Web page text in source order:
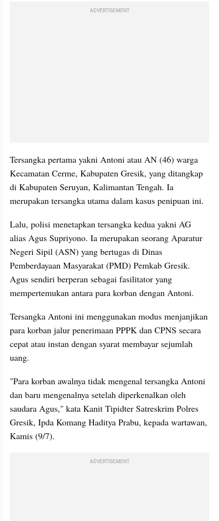
ADVERTISEMENT
Tersangka pertama yakni Antoni atau AN (46) warga
Kecamatan Cerme, Kabupaten Gresik, yang ditangkap
di Kabupaten Seruyan, Kalimantan Tengah. Ia
merupakan tersangka utama dalam kasus penipuan ini.
Lalu, polisi menetapkan tersangka kedua yakni AG
alias Agus Supriyono. Ia merupakan seorang Aparatur
Negeri Sipil (ASN) yang bertugas di Dinas
Pemberdayaan Masyarakat (PMD) Pemkab Gresik.
Agus sendiri berperan sebagai fasilitator yang
mempertemukan antara para korban dengan Antoni.
Tersangka Antoni ini menggunakan modus menjanjikan
para korban jalur penerimaan PPPK dan CPNS secara
cepat atau instan dengan syarat membayar sejumlah
uang.
"Para korban awalnya tidak mengenal tersangka Antoni
dan baru mengenalnya setelah diperkenalkan oleh
saudara Agus," kata Kanit Tipidter Satreskrim Polres
Gresik, Ipda Komang Haditya Prabu, kepada wartawan,
Kamis (9/7).
ADVERTISEMENT